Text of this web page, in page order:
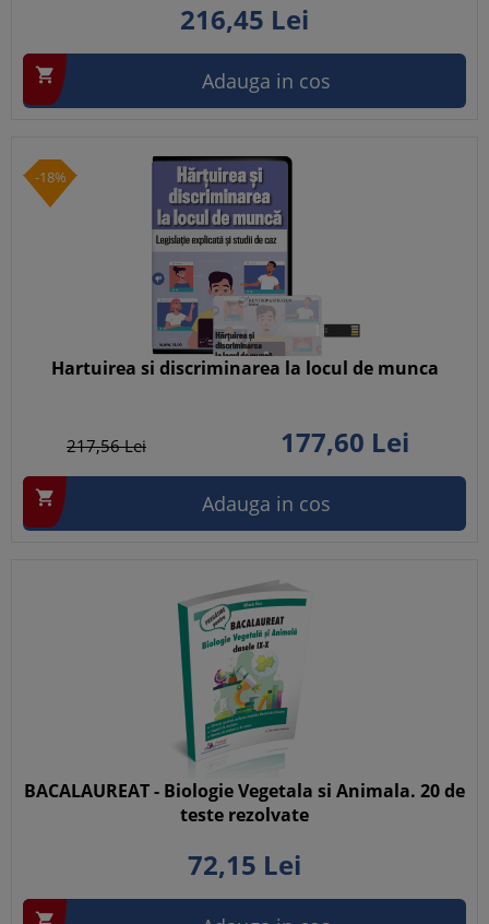
216,45 Lei
 Adauga in cos
-18%
Hartuirea si discriminarea la locul de munca
217,56Lei 177,60 Lei
 Adauga in cos
BACALAUREAT - Biologie Vegetala si Animala. 20 de
teste rezolvate
72,15 Lei